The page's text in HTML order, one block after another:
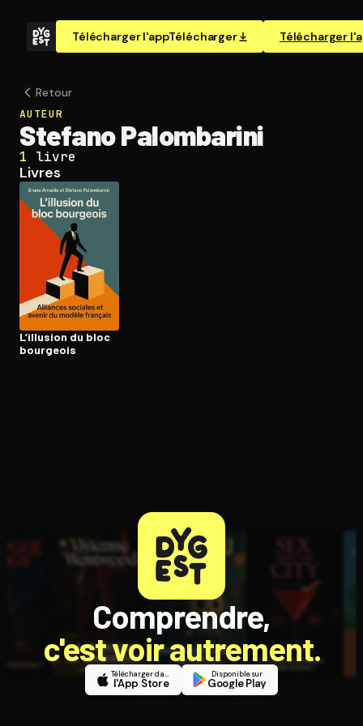
Télécharger l'appTélécharger Télécharger
Retour
AUTEUR
Stefano Palombarini
1 livre
Livres
L’illusion du bloc
bourgeois
Comprendre,
c'est voir autrement.
Télécharger dans
l'App Store
Disponible sur
Google Play